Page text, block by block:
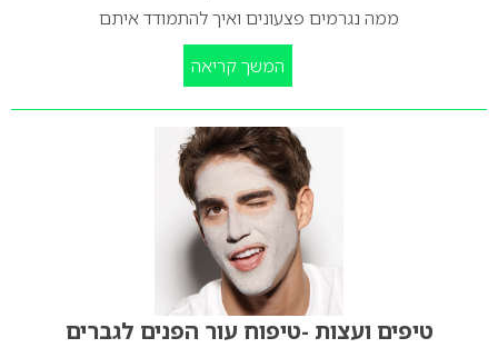
ממה נגרמים פצעונים ואיך להתמודד איתם
המשך קריאה
טיפים ועצות -טיפוח עור הפנים לגברים